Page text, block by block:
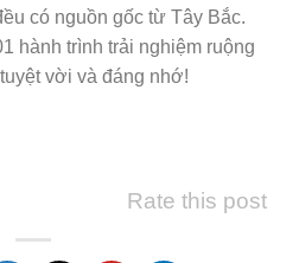
có nguồn gốc từ Tây Bắc.
hành trình trải nghiệm ruộng
vời và đáng nhớ!
Rate this post